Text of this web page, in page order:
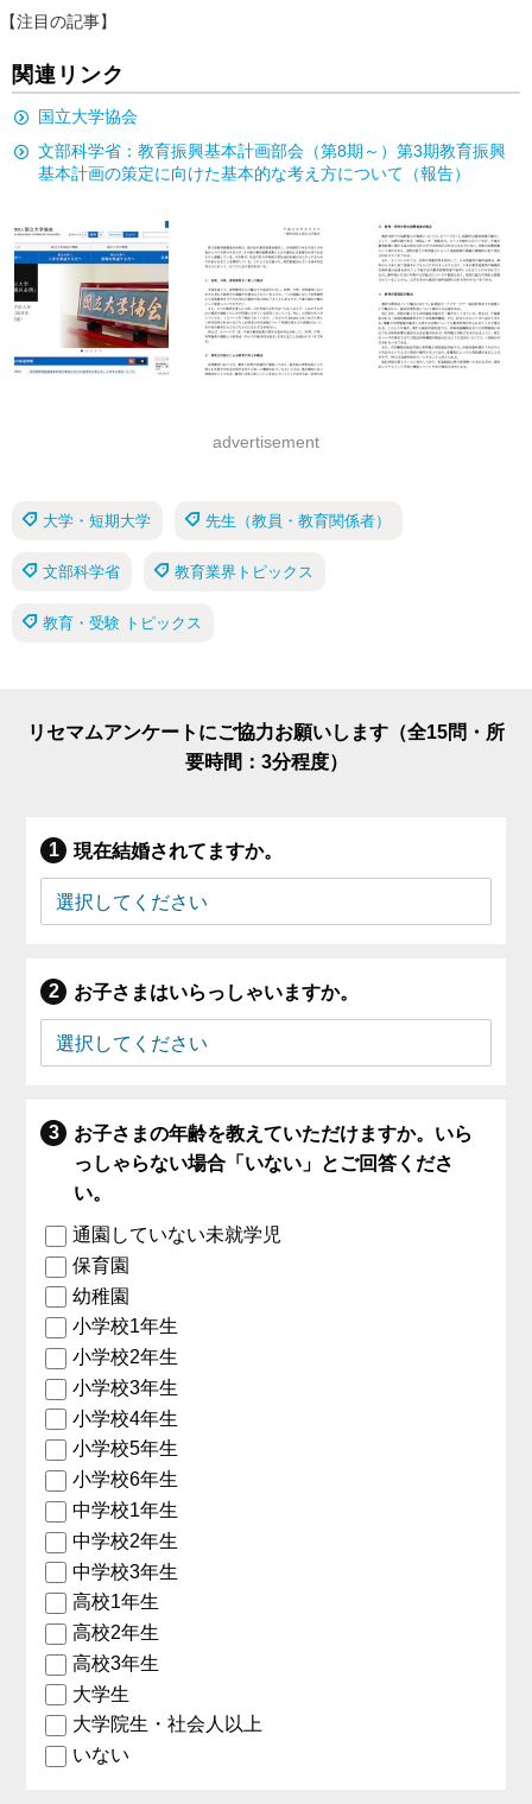
【注目の記事】
関連リンク
国立大学協会
文部科学省：教育振興基本計画部会（第8期～）第3期教育振興
基本計画の策定に向けた基本的な考え方について（報告）
advertisement
大学・短期大学 先生（教員・教育関係者）
文部科学省 教育業界トピックス
教育・受験 トピックス
リセマムアンケートにご協力お願いします（全15問・所
要時間：3分程度）
現在結婚されてますか。
お子さまはいらっしゃいますか。
お子さまの年齢を教えていただけますか。いら
っしゃらない場合「いない」とご回答くださ
い。
通園していない未就学児
保育園
幼稚園
小学校1年生
小学校2年生
小学校3年生
小学校4年生
小学校5年生
小学校6年生
中学校1年生
中学校2年生
中学校3年生
高校1年生
高校2年生
高校3年生
大学生
大学院生・社会人以上
いない